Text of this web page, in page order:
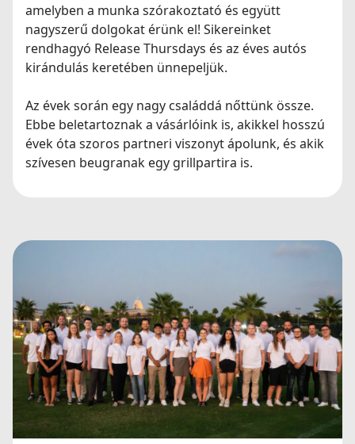
amelyben a munka szórakoztató és együtt
nagyszerű dolgokat érünk el! Sikereinket
rendhagyó Release Thursdays és az éves autós
kirándulás keretében ünnepeljük.
Az évek során egy nagy családdá nőttünk össze.
Ebbe beletartoznak a vásárlóink is, akikkel hosszú
évek óta szoros partneri viszonyt ápolunk, és akik
szívesen beugranak egy grillpartira is.